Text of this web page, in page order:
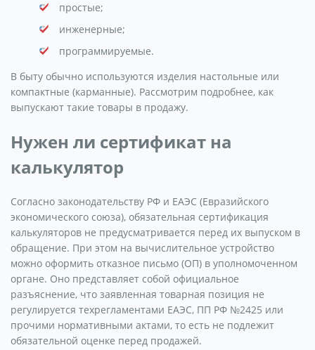
простые;
инженерные;
программируемые.
В быту обычно используются изделия настольные или
компактные (карманные). Рассмотрим подробнее, как
выпускают такие товары в продажу.
Нужен ли сертификат на
калькулятор
Согласно законодательству РФ и ЕАЭС (Евразийского
экономического союза), обязательная сертификация
калькуляторов не предусматривается перед их выпуском в
обращение. При этом на вычислительное устройство
можно оформить отказное письмо (ОП) в уполномоченном
органе. Оно представляет собой официальное
разъяснение, что заявленная товарная позиция не
регулируется техрегламентами ЕАЭС, ПП РФ №2425 или
прочими нормативными актами, то есть не подлежит
обязательной оценке перед продажей.